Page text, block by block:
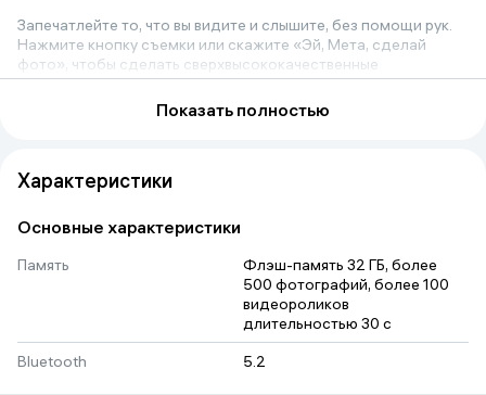
Запечатлейте то, что вы видите и слышите, без помощи рук.
Нажмите кнопку съемки или скажите «Эй, Мета, сделай
фото», чтобы сделать сверхвысококачественные
фотографии и видео с помощью усовершенствованной
сверхширокоугольной 12-мегапиксельной камеры и
который слышите только вы, а 5 встроенных микрофонов
звонков.
Отправляйте текстовые или голосовые сообщения,
совершайте телефонные звонки и принимайте видеозвонки
без помощи рук — и все это с помощью очков
Переводите разговоры на других языках в режиме реального
Показать полностью
Характеристики
Основные характеристики
Память
Флэш-память 32 ГБ, более
500 фотографий, более 100
видеороликов
длительностью 30 с
Bluetooth
5.2